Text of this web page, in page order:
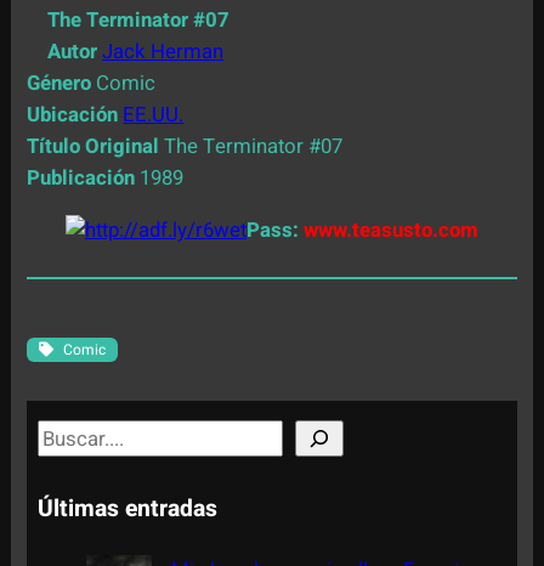
The Terminator #07
AutorJack Herman
Género Comic
Ubicación EE.UU.
Título OriginalThe Terminator #07
Publicación 1989
Pass: www.teasusto.com
Comic
S
e
a
Últimas entradas